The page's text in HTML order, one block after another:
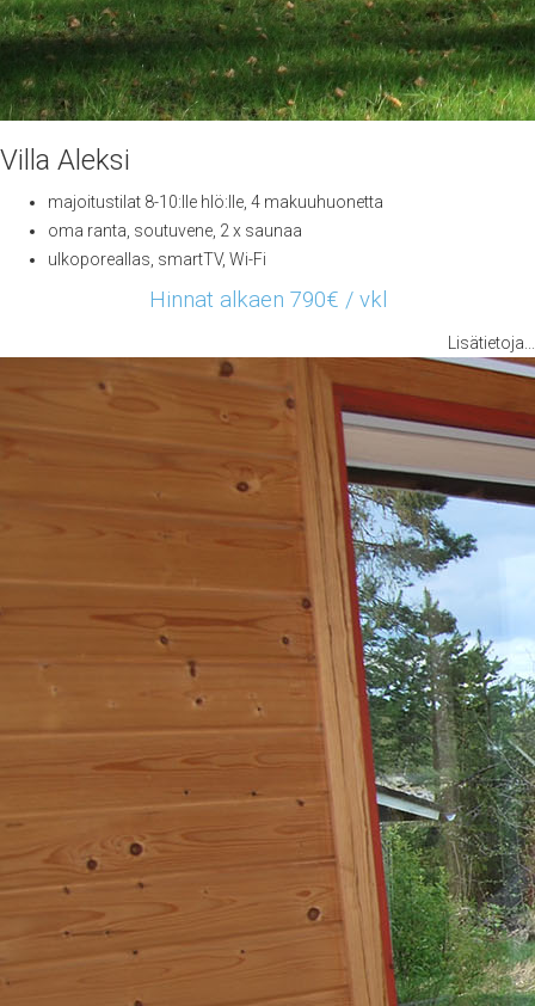
Villa Aleksi
majoitustilat 8-10:lle hlö:lle, 4 makuuhuonetta
oma ranta, soutuvene, 2 x saunaa
ulkoporeallas, smartTV, Wi-Fi
Hinnat alkaen 790€ / vkl
Lisätietoja...